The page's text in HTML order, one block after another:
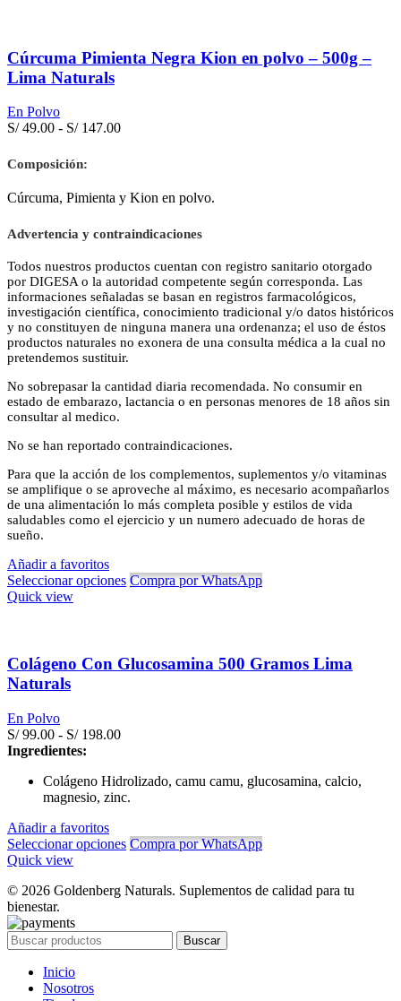
Cúrcuma Pimienta Negra Kion en polvo – 500g –
Lima Naturals
En Polvo
S/49.00 - S/147.00Rango
S/ 49.00
hasta
Composición:
Cúrcuma, Pimienta y Kion en polvo.
Advertencia y contraindicaciones
Todos nuestros productos cuentan con registro sanitario otorgado
por DIGESA o la autoridad competente según corresponda. Las
informaciones señaladas se basan en registros farmacológicos,
investigación científica, conocimiento tradicional y/o datos históricos
y no constituyen de ninguna manera una ordenanza; el uso de éstos
productos naturales no exonera de una consulta médica a la cual no
pretendemos sustituir.
No sobrepasar la cantidad diaria recomendada. No consumir en
estado de embarazo, lactancia o en personas menores de 18 años sin
consultar al medico.
No se han reportado contraindicaciones.
Para que la acción de los complementos, suplementos y/o vitaminas
se amplifique o se aproveche al máximo, es necesario acompañarlos
de una alimentación lo más completa posible y estilos de vida
saludables como el ejercicio y un numero adecuado de horas de
sueño.
Añadir a favoritos
Seleccionar opciones Compra por WhatsApp
Quick view
Colágeno Con Glucosamina 500 Gramos Lima
Naturals
En Polvo
S/99.00 - S/198.00Rango
desde
S/ 99.00
Ingredientes:
Colágeno Hidrolizado, camu camu, glucosamina, calcio,
magnesio, zinc.
Añadir a favoritos
Seleccionar opciones Compra por WhatsApp
Quick view
© 2026 Goldenberg Naturals. Suplementos de calidad para tu
bienestar.
Buscar
Inicio
Nosotros